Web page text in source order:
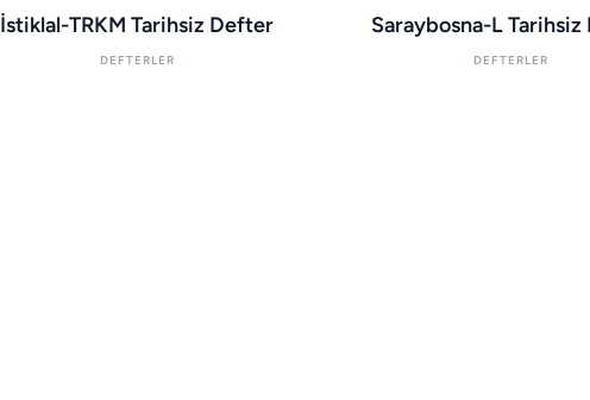
İstiklal-TRKM Tarihsiz Defter
DEFTERLER
Saraybosna-L
DEFTERLER